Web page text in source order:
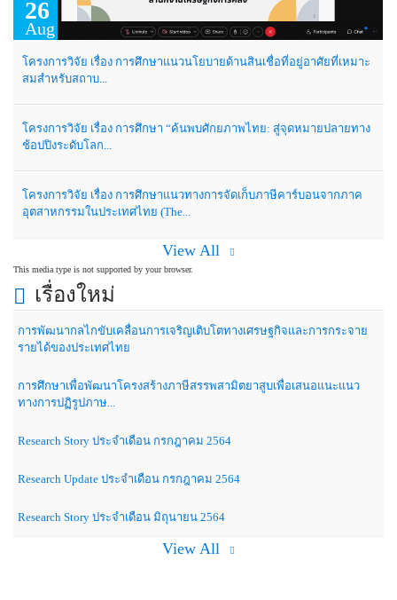
26
Aug
โครงการวิจัย เรื่อง การศึกษาแนวนโยบายด้านสินเชื่อที่อยู่อาศัยที่เหมาะ
สมสำหรับสถาบ...
โครงการวิจัย เรื่อง การศึกษา “ค้นพบศักยภาพไทย: สู่จุดหมายปลายทาง
ช้อปปิงระดับโลก...
โครงการวิจัย เรื่อง การศึกษาแนวทางการจัดเก็บภาษีคาร์บอนจากภาค
อุตสาหกรรมในประเทศไทย (The...
View All
This media type is not supported by your browser.
เรื่องใหม่
การพัฒนากลไกขับเคลื่อนการเจริญเติบโตทางเศรษฐกิจและการกระจาย
รายได้ของประเทศไทย
การศึกษาเพื่อพัฒนาโครงสร้างภาษีสรรพสามิตยาสูบเพื่อเสนอแนะแนว
ทางการปฏิรูปภาษ...
Research Story ประจำเดือน กรกฎาคม 2564
Research Update ประจำเดือน กรกฎาคม 2564
Research Story ประจำเดือน มิถุนายน 2564
View All